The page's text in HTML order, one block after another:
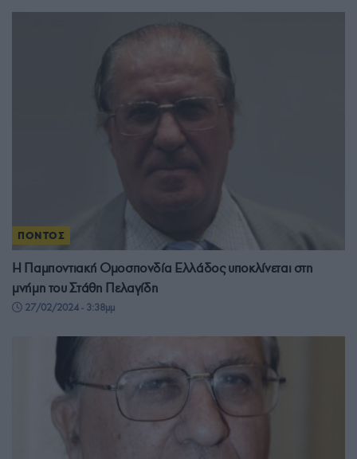
ΠΟΝΤΟΣ
Η Παμποντιακή Ομοσπονδία Ελλάδος υποκλίνεται στη
μνήμη του Στάθη Πελαγίδη
27/02/2024 - 3:38μμ